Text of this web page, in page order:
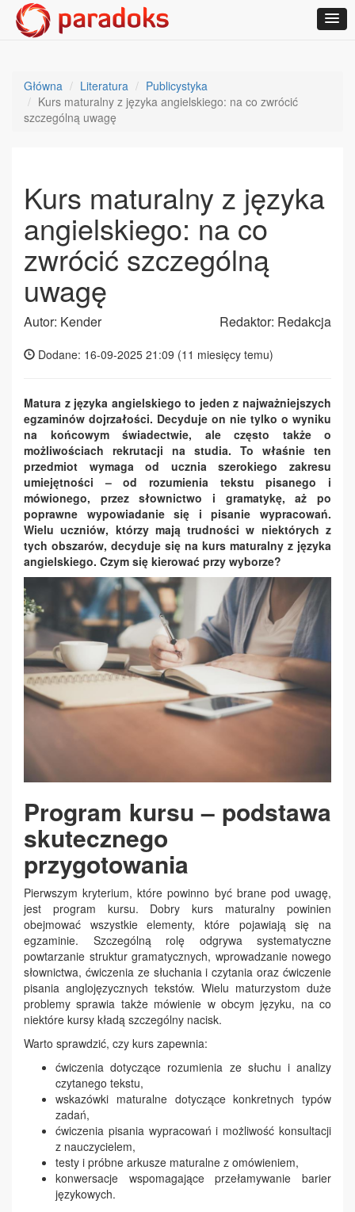
Główna Literatura
Publicystyka
Kurs maturalny z języka angielskiego: na co zwrócić
szczególną uwagę
Kurs maturalny z języka
angielskiego: na co
zwrócić szczególną
uwagę
Autor: Kender Redaktor: Redakcja
Dodane: 16-09-2025 21:09 (11 miesięcy temu)
Matura z języka angielskiego to jeden z najważniejszych
egzaminów dojrzałości. Decyduje on nie tylko o wyniku
na końcowym świadectwie, ale często także o
możliwościach rekrutacji na studia. To właśnie ten
przedmiot wymaga od ucznia szerokiego zakresu
umiejętności – od rozumienia tekstu pisanego i
mówionego, przez słownictwo i gramatykę, aż po
poprawne wypowiadanie się i pisanie wypracowań.
Wielu uczniów, którzy mają trudności w niektórych z
tych obszarów, decyduje się na kurs maturalny z języka
angielskiego. Czym się kierować przy wyborze?
Program kursu – podstawa
skutecznego
przygotowania
Pierwszym kryterium, które powinno być brane pod uwagę,
jest program kursu. Dobry kurs maturalny powinien
obejmować wszystkie elementy, które pojawiają się na
egzaminie. Szczególną rolę odgrywa systematyczne
powtarzanie struktur gramatycznych, wprowadzanie nowego
słownictwa, ćwiczenia ze słuchania i czytania oraz ćwiczenie
pisania anglojęzycznych tekstów. Wielu maturzystom duże
problemy sprawia także mówienie w obcym języku, na co
niektóre kursy kładą szczególny nacisk.
Warto sprawdzić, czy kurs zapewnia:
ćwiczenia dotyczące rozumienia ze słuchu i analizy
czytanego tekstu,
wskazówki maturalne dotyczące konkretnych typów
zadań,
ćwiczenia pisania wypracowań i możliwość konsultacji
z nauczycielem,
testy i próbne arkusze maturalne z omówieniem,
konwersacje wspomagające przełamywanie barier
językowych.